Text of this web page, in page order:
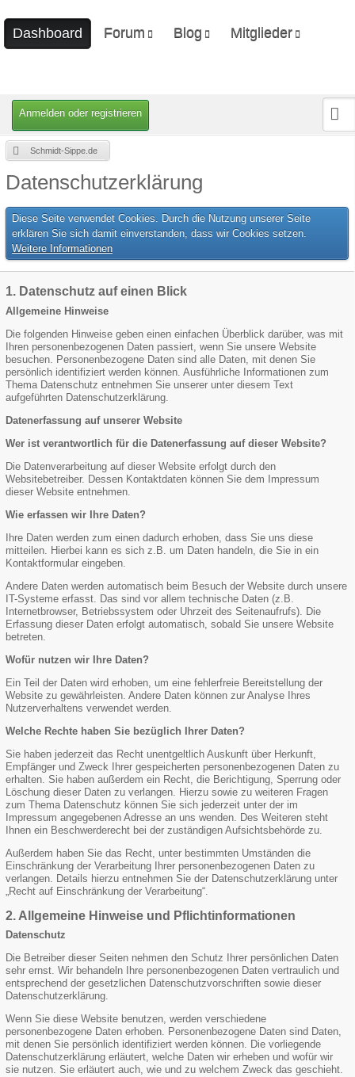
Anmelden oder registrieren
Dashboard Forum Blog Mitglieder
Schmidt-Sippe.de
Datenschutzerklärung
Diese Seite verwendet Cookies. Durch die Nutzung unserer Seite
erklären Sie sich damit einverstanden, dass wir Cookies setzen.
Weitere Informationen
1. Datenschutz auf einen Blick
Allgemeine Hinweise
Die folgenden Hinweise geben einen einfachen Überblick darüber, was mit
Ihren personenbezogenen Daten passiert, wenn Sie unsere Website
besuchen. Personenbezogene Daten sind alle Daten, mit denen Sie
persönlich identifiziert werden können. Ausführliche Informationen zum
Thema Datenschutz entnehmen Sie unserer unter diesem Text
aufgeführten Datenschutzerklärung.
Datenerfassung auf unserer Website
Wer ist verantwortlich für die Datenerfassung auf dieser Website?
Die Datenverarbeitung auf dieser Website erfolgt durch den
Websitebetreiber. Dessen Kontaktdaten können Sie dem Impressum
dieser Website entnehmen.
Wie erfassen wir Ihre Daten?
Ihre Daten werden zum einen dadurch erhoben, dass Sie uns diese
mitteilen. Hierbei kann es sich z.B. um Daten handeln, die Sie in ein
Kontaktformular eingeben.
Andere Daten werden automatisch beim Besuch der Website durch unsere
IT-Systeme erfasst. Das sind vor allem technische Daten (z.B.
Internetbrowser, Betriebssystem oder Uhrzeit des Seitenaufrufs). Die
Erfassung dieser Daten erfolgt automatisch, sobald Sie unsere Website
betreten.
Wofür nutzen wir Ihre Daten?
Ein Teil der Daten wird erhoben, um eine fehlerfreie Bereitstellung der
Website zu gewährleisten. Andere Daten können zur Analyse Ihres
Nutzerverhaltens verwendet werden.
Welche Rechte haben Sie bezüglich Ihrer Daten?
Sie haben jederzeit das Recht unentgeltlich Auskunft über Herkunft,
Empfänger und Zweck Ihrer gespeicherten personenbezogenen Daten zu
erhalten. Sie haben außerdem ein Recht, die Berichtigung, Sperrung oder
Löschung dieser Daten zu verlangen. Hierzu sowie zu weiteren Fragen
zum Thema Datenschutz können Sie sich jederzeit unter der im
Impressum angegebenen Adresse an uns wenden. Des Weiteren steht
Ihnen ein Beschwerderecht bei der zuständigen Aufsichtsbehörde zu.
Außerdem haben Sie das Recht, unter bestimmten Umständen die
Einschränkung der Verarbeitung Ihrer personenbezogenen Daten zu
verlangen. Details hierzu entnehmen Sie der Datenschutzerklärung unter
„Recht auf Einschränkung der Verarbeitung“.
2. Allgemeine Hinweise und Pflichtinformationen
Datenschutz
Die Betreiber dieser Seiten nehmen den Schutz Ihrer persönlichen Daten
sehr ernst. Wir behandeln Ihre personenbezogenen Daten vertraulich und
entsprechend der gesetzlichen Datenschutzvorschriften sowie dieser
Datenschutzerklärung.
Wenn Sie diese Website benutzen, werden verschiedene
personenbezogene Daten erhoben. Personenbezogene Daten sind Daten,
mit denen Sie persönlich identifiziert werden können. Die vorliegende
Datenschutzerklärung erläutert, welche Daten wir erheben und wofür wir
sie nutzen. Sie erläutert auch, wie und zu welchem Zweck das geschieht.